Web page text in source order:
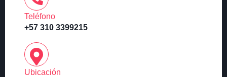
Teléfono
+57 310 3399215
Ubicación